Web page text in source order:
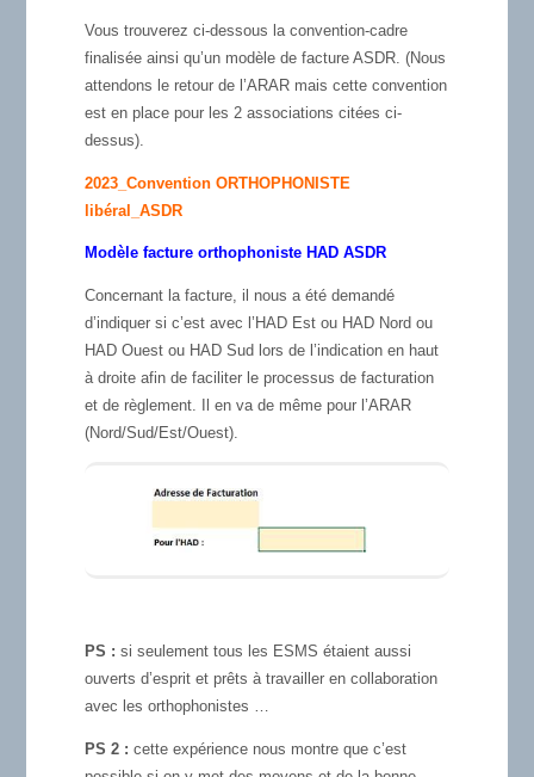
Vous trouverez ci-dessous la convention-cadre
finalisée ainsi qu’un modèle de facture ASDR. (Nous
attendons le retour de l’ARAR mais cette convention
est en place pour les 2 associations citées ci-
dessus).
2023_Convention ORTHOPHONISTE
libéral_ASDR
Modèle facture orthophoniste HAD ASDR
Concernant la facture, il nous a été demandé
d’indiquer si c’est avec l’HAD Est ou HAD Nord ou
HAD Ouest ou HAD Sud lors de l’indication en haut
à droite afin de faciliter le processus de facturation
et de règlement. Il en va de même pour l’ARAR
(Nord/Sud/Est/Ouest).
PS : si seulement tous les ESMS étaient aussi
ouverts d’esprit et prêts à travailler en collaboration
avec les orthophonistes …
PS 2 : cette expérience nous montre que c’est